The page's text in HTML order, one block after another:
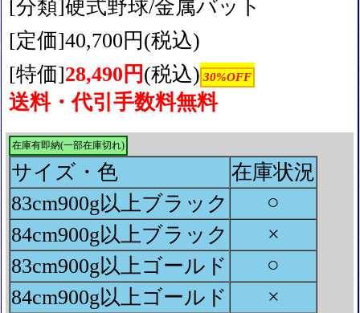
[分類]硬式野球/金属バット
[定価]40,700円(税込)
[特価]28,490円 (税込) 30%OFF
送料・代引手数料無料
在庫有即納(一部在庫切れ)
サイズ・色
在庫状況
83cm900g以上ブラック
○
84cm900g以上ブラック
×
83cm900g以上ゴールド
○
84cm900g以上ゴールド
×